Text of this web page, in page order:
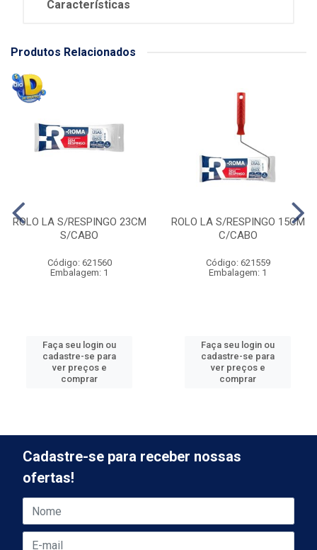
Características
Produtos Relacionados
ROLO LA S/RESPINGO 23CM
S/CABO
Código: 621560
Embalagem: 1
Faça seu login ou
cadastre-se para
ver preços e
comprar
ROLO LA S/RESPINGO 15CM
C/CABO
Código: 621559
Embalagem: 1
Faça seu login ou
cadastre-se para
ver preços e
comprar
Cadastre-se para receber nossas
ofertas!